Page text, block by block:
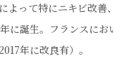
よって特にニキビ改善
に誕生。フランスにお
年に改良有）。